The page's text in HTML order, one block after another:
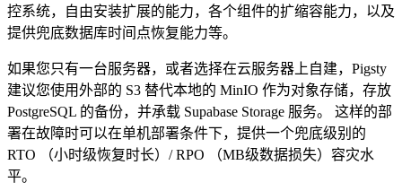
控系统，自由安装扩展的能力，各个组件的扩缩容能力，以及
提供兜底数据库时间点恢复能力等。
如果您只有一台服务器，或者选择在云服务器上自建，Pigsty
建议您使用外部的 S3 替代本地的 MinIO 作为对象存储，存放
PostgreSQL 的备份，并承载 Supabase Storage 服务。 这样的部
署在故障时可以在单机部署条件下，提供一个兜底级别的
RTO （小时级恢复时长）/ RPO （MB级数据损失）容灾水
平。